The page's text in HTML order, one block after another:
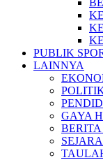
PUBLIK
LAINNYA
GAYA